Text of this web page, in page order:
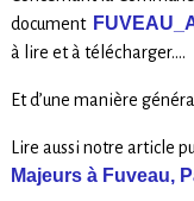
document
à lire et à télécharger….
Et d’une manière
Lire aussi notre article
Majeurs à Fuveau,